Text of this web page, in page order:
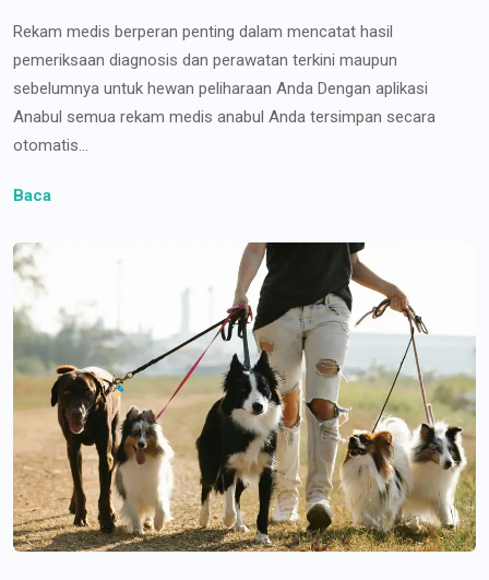
Rekam medis berperan penting dalam mencatat hasil
pemeriksaan diagnosis dan perawatan terkini maupun
sebelumnya untuk hewan peliharaan Anda Dengan aplikasi
Anabul semua rekam medis anabul Anda tersimpan secara
otomatis...
Baca